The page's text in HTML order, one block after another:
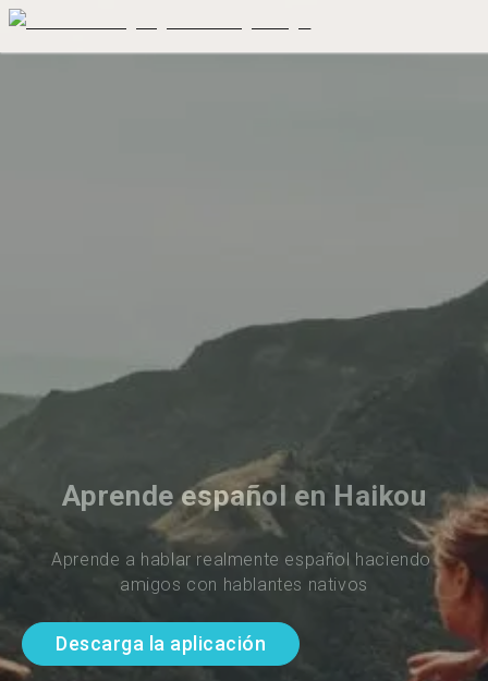
Aprende español en Haikou
Aprende a hablar realmente español haciendo
amigos con hablantes nativos
Descarga la aplicación